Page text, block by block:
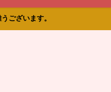
ございます。